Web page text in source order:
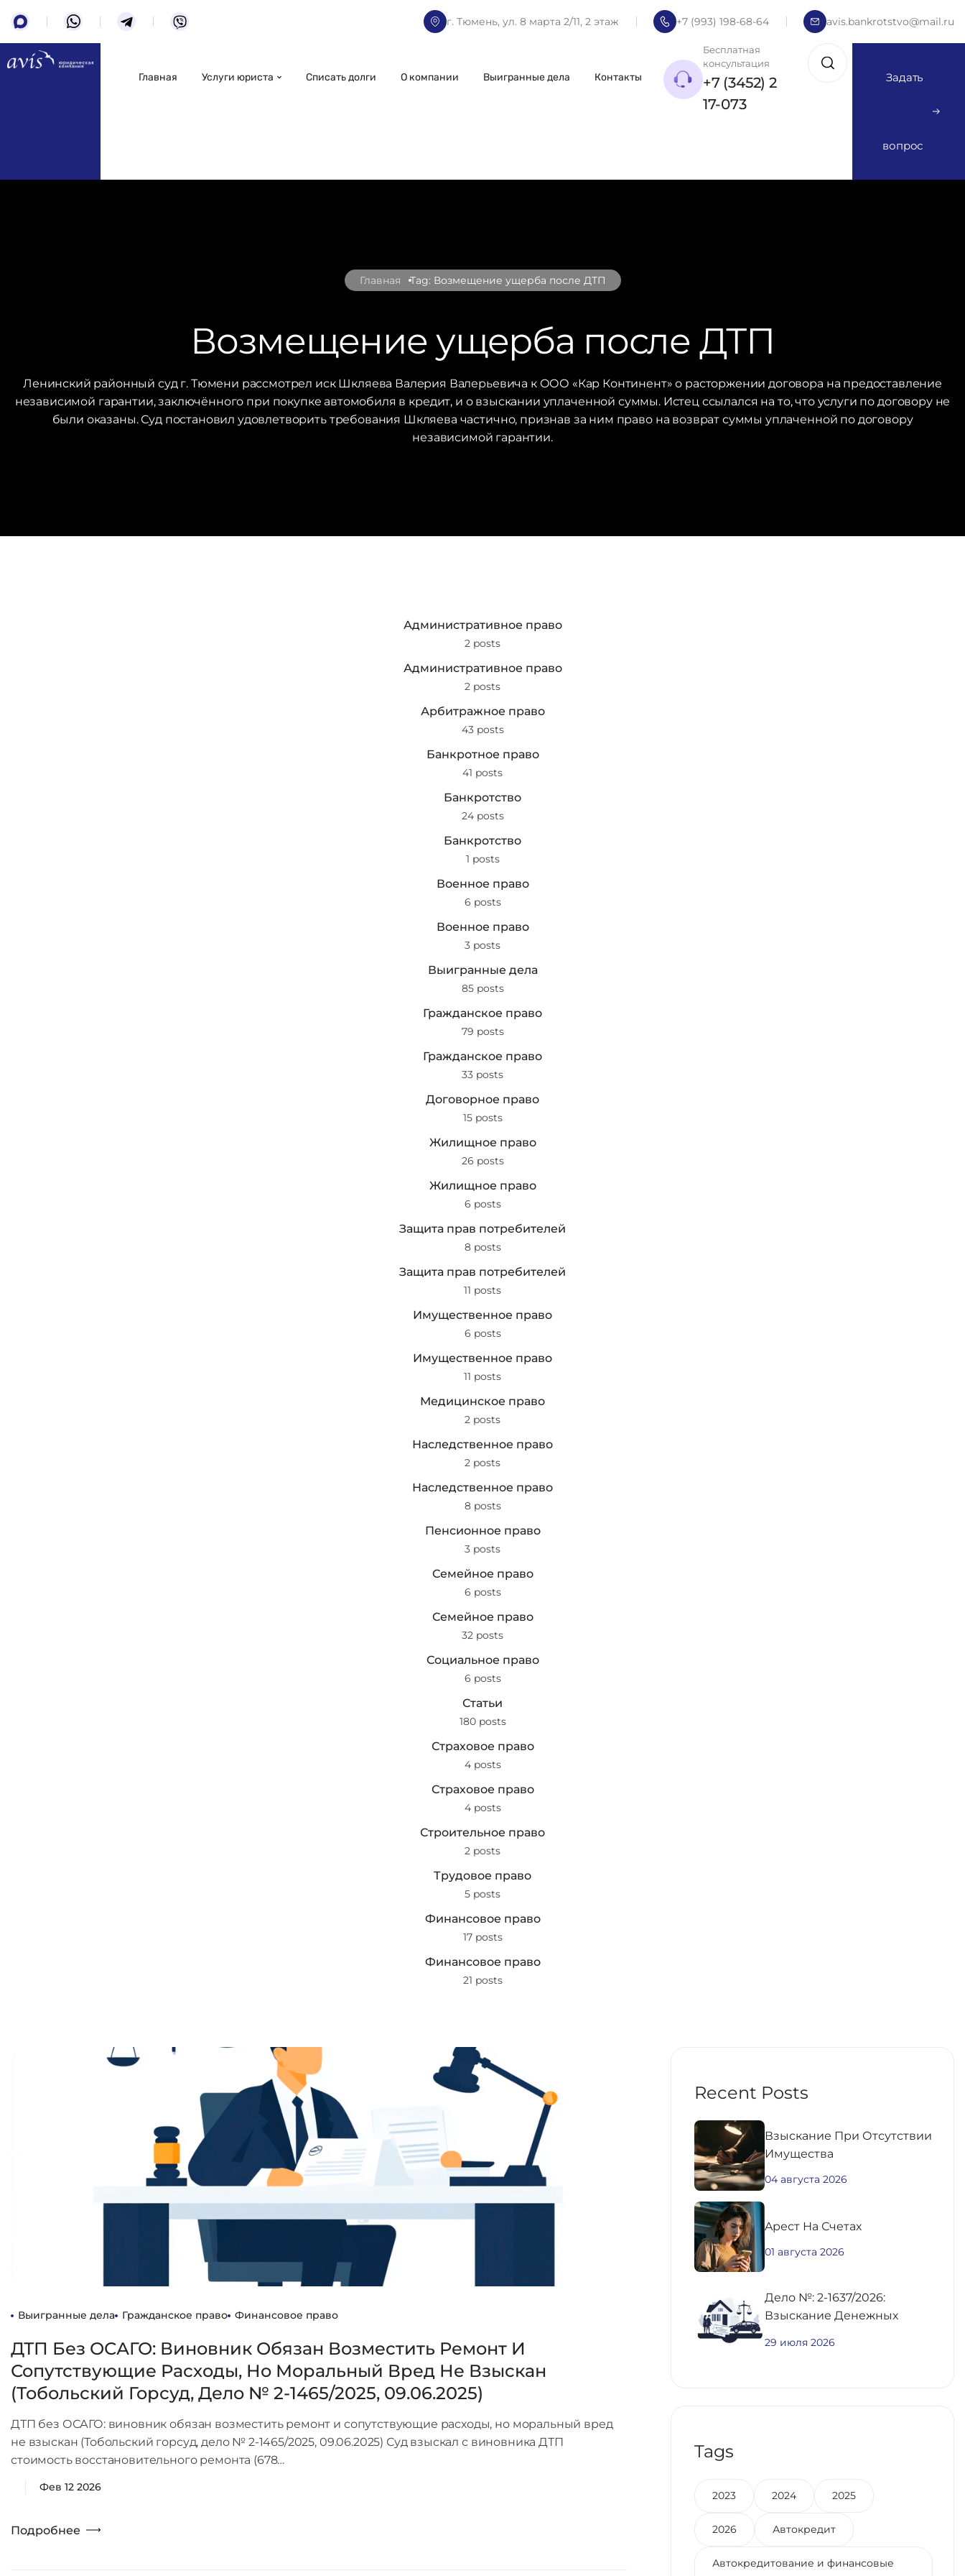
г. Тюмень, ул. 8 марта 2/11, 2 этаж +7 (993) 198-68-64 avis.bankrotstvo@mail.ru
Главная Услуги юриста Списать долги О компании Выигранные дела Контакты
Бесплатная
консультация
+7 (3452) 2
17-073
Задать
вопрос
Главная Tag: Возмещение ущерба после ДТП
Возмещение ущерба после ДТП
Ленинский районный суд г. Тюмени рассмотрел иск Шкляева Валерия Валерьевича к ООО «Кар Континент» о расторжении договора на предоставление
независимой гарантии, заключённого при покупке автомобиля в кредит, и о взыскании уплаченной суммы. Истец ссылался на то, что услуги по договору не
были оказаны. Суд постановил удовлетворить требования Шкляева частично, признав за ним право на возврат суммы уплаченной по договору
независимой гарантии.
Административное право
2 posts
Административное право
2 posts
Арбитражное право
43 posts
Банкротное право
41 posts
Банкротство
24 posts
Банкротство
1 posts
Военное право
6 posts
Военное право
3 posts
Выигранные дела
85 posts
Гражданское право
79 posts
Гражданское право
33 posts
Договорное право
15 posts
Жилищное право
26 posts
Жилищное право
6 posts
Защита прав потребителей
8 posts
Защита прав потребителей
11 posts
Имущественное право
6 posts
Имущественное право
11 posts
Медицинское право
2 posts
Наследственное право
2 posts
Наследственное право
8 posts
Пенсионное право
3 posts
Семейное право
6 posts
Семейное право
32 posts
Социальное право
6 posts
Статьи
180 posts
Страховое право
4 posts
Страховое право
4 posts
Строительное право
2 posts
Трудовое право
5 posts
Финансовое право
17 posts
Финансовое право
21 posts
Выигранные дела Гражданское право Финансовое право
ДТП Без ОСАГО: Виновник Обязан Возместить Ремонт И
Сопутствующие Расходы, Но Моральный Вред Не Взыскан
(Тобольский Горсуд, Дело № 2-1465/2025, 09.06.2025)
ДТП без ОСАГО: виновник обязан возместить ремонт и сопутствующие расходы, но моральный вред
не взыскан (Тобольский горсуд, дело № 2-1465/2025, 09.06.2025) Суд взыскал с виновника ДТП
стоимость восстановительного ремонта (678…
Фев 12 2026
Подробнее
Recent Posts
Взыскание При Отсутствии
Имущества
04 августа 2026
Aрест На Счетах
01 августа 2026
Дело №: 2-1637/2026:
Взыскание Денежных
29 июля 2026
Tags
2023 2024 2025
2026 Автокредит
Автокредитование и финансовые